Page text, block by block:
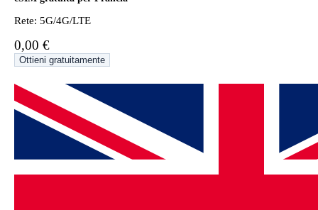
Rete: 5G/4G/LTE
0,00 €
Ottieni gratuitamente